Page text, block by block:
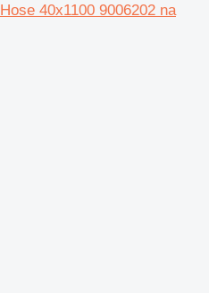
40x1100 9006202 na